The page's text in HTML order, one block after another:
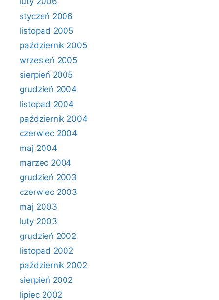
styczeń 2006
listopad 2005
październik 2005
wrzesień 2005
sierpień 2005
grudzień 2004
listopad 2004
październik 2004
czerwiec 2004
maj 2004
marzec 2004
grudzień 2003
czerwiec 2003
maj 2003
luty 2003
grudzień 2002
listopad 2002
październik 2002
sierpień 2002
lipiec 2002